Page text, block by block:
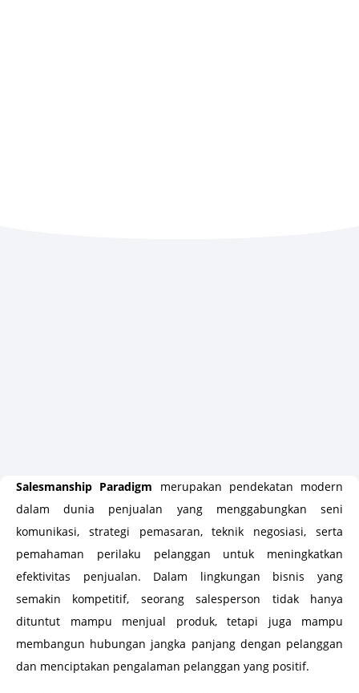
Salesmanship Paradigm merupakan pendekatan modern
dalam dunia penjualan yang menggabungkan seni
komunikasi, strategi pemasaran, teknik negosiasi, serta
pemahaman perilaku pelanggan untuk meningkatkan
efektivitas penjualan. Dalam lingkungan bisnis yang
semakin kompetitif, seorang salesperson tidak hanya
dituntut mampu menjual produk, tetapi juga mampu
membangun hubungan jangka panjang dengan pelanggan
dan menciptakan pengalaman pelanggan yang positif.